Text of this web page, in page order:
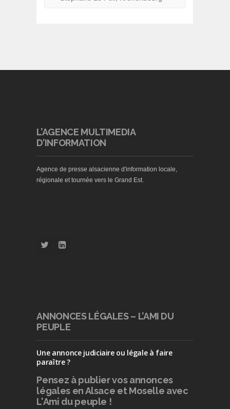
L’AGENCE MULTIMEDIA
D’INFORMATION
Agence de presse alsacienne d'information locale,
régionale et tournée vers le Grand Est.
ANNONCES LÉGALES – L’AMI DU
PEUPLE
Une annonce judiciaire ou légale à faire
paraître ?
Pensez à publiervos annonces
légales en Alsace et Moselle avec
L'Ami du peuple !